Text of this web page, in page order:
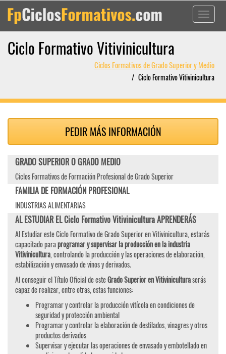
Toggle
Ciclo Formativo Vitivinicultura
Ciclos Formativos de Grado Superior y Medio
Ciclo Formativo Vitivinicultura
PEDIR MÁS INFORMACIÓN
GRADO SUPERIOR O GRADO MEDIO
Ciclos Formativos de Formación Profesional de Grado Superior
FAMILIA DE FORMACIÓN PROFESIONAL
INDUSTRIAS ALIMENTARIAS
AL ESTUDIAR EL Ciclo Formativo Vitivinicultura APRENDERÁS
Al Estudiar este Ciclo Formativo de Grado Superior en Vitivinicultura, estarás
capacitado paraprogramar y supervisar la producción en la industria
Vitivinicultura, controlando la producción y las operaciones de elaboración,
estabilización y envasado de vinos y derivados.
Al conseguir el Título Oficial de esteGrado Superior en Vitiviniculturaserás
capaz de realizar, entre otras, estas funciones:
Programar y controlar la producción vitícola en condiciones de
seguridad y protección ambiental
Programar y controlar la elaboración de destilados, vinagres y otros
productos derivados
Supervisar y ejecutar las operaciones de envasado y embotellado en